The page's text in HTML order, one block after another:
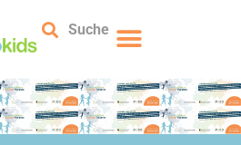
Suche